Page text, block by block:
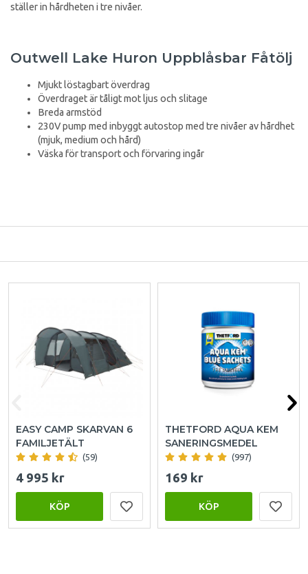
ställer in hårdheten i tre nivåer.
Outwell Lake Huron Uppblåsbar Fåtölj
Mjukt löstagbart överdrag
Överdraget är tåligt mot ljus och slitage
Breda armstöd
230V pump med inbyggt autostop med tre nivåer av hårdhet
(mjuk, medium och hård)
Väska för transport och förvaring ingår
EASY CAMP SKARVAN 6
FAMILJETÄLT
(59)
4 995 kr
KÖP
THETFORD AQUA KEM
SANERINGSMEDEL
(997)
169 kr
KÖP